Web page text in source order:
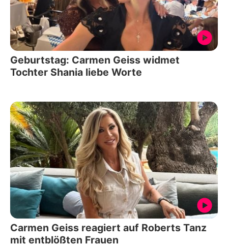
Geburtstag: Carmen Geiss widmet
Tochter Shania liebe Worte
Carmen Geiss reagiert auf Roberts Tanz
mit entblößten Frauen